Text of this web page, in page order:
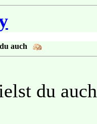
du auch
du